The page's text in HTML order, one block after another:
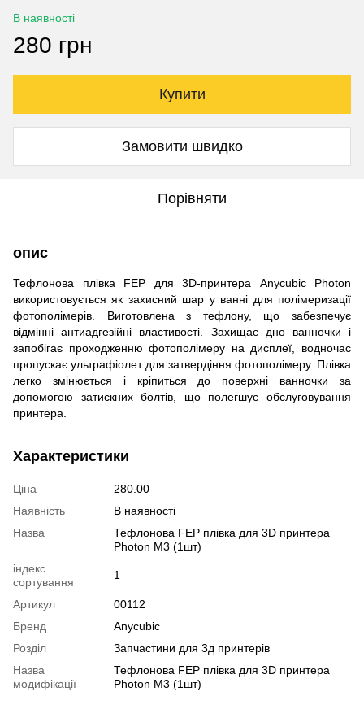
В наявності
280 грн
Купити
Замовити швидко
Порівняти
опис
Тефлонова плівка FEP для 3D-принтера Anycubic Photon
використовується як захисний шар у ванні для полімеризації
фотополімерів. Виготовлена ​​​​з тефлону, що забезпечує
відмінні антиадгезійні властивості. Захищає дно ванночки і
запобігає проходженню фотополімеру на дисплеї, водночас
пропускає ультрафіолет для затвердіння фотополімеру. Плівка
легко змінюється і кріпиться до поверхні ванночки за
допомогою затискних болтів, що полегшує обслуговування
принтера.
Характеристики
Ціна
280.00
Наявність
В наявності
Назва
Тефлонова FEP плівка для 3D принтера
Photon M3 (1шт)
індекс
сортування
1
Артикул
00112
Бренд
Anycubic
Розділ
Запчастини для 3д принтерів
Назва
модифікації
Тефлонова FEP плівка для 3D принтера
Photon M3 (1шт)